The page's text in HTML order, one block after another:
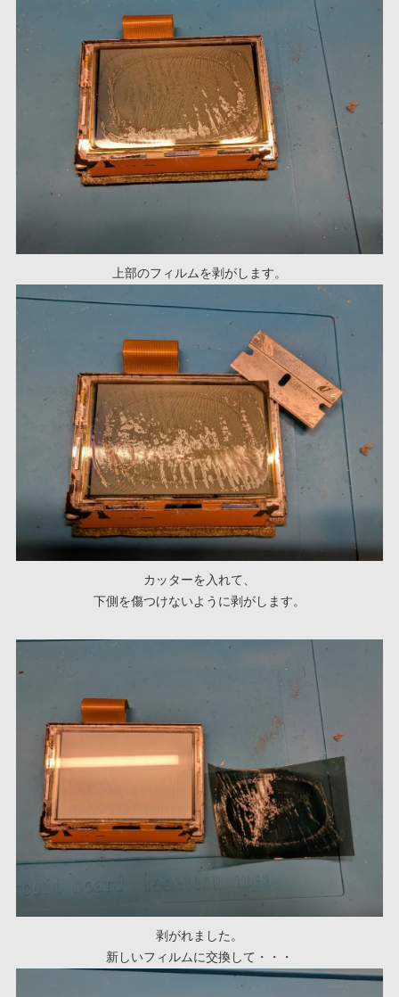
上部のフィルムを剥がします。
カッターを入れて、
下側を傷つけないように剥がします。
剥がれました。
新しいフィルムに交換して・・・